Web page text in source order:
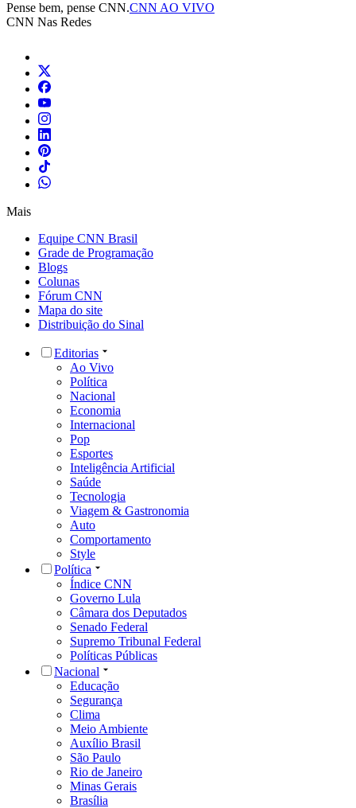
Pense bem, pense CNN.CNN AO VIVO
CNN Nas Redes
Mais
Equipe CNN Brasil
Grade de Programação
Blogs
Colunas
Fórum CNN
Mapa do site
Distribuição do Sinal
Editorias
Ao Vivo
Política
Nacional
Economia
Internacional
Pop
Esportes
Inteligência Artificial
Saúde
Tecnologia
Viagem & Gastronomia
Auto
Comportamento
Style
Política
Índice CNN
Governo Lula
Câmara dos Deputados
Senado Federal
Supremo Tribunal Federal
Políticas Públicas
Nacional
Educação
Segurança
Clima
Meio Ambiente
Auxílio Brasil
São Paulo
Rio de Janeiro
Minas Gerais
Brasília